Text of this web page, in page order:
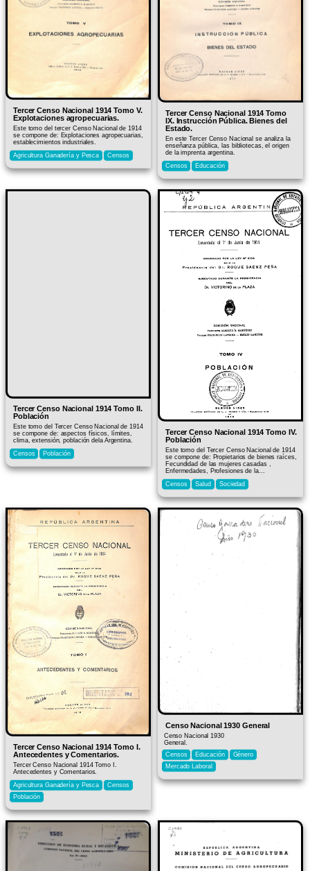
Tercer Censo Nacional 1914 Tomo V.
Explotaciones agropecuarias.
Este tomo del tercer Censo Nacional de 1914
se compone de: Explotaciones agropecuarias,
establecimientos industriales.
Agricultura Ganadería y Pesca
Censos
Tercer Censo Nacional 1914 Tomo
IX. Instrucción Pública. Bienes del
Estado.
En este Tercer Censo Nacional se analiza la
enseñanza pública, las bibliotecas, el origen
de la imprenta argentina.
Censos
Educación
Tercer Censo Nacional 1914 Tomo II.
Población
Este tomo del Tercer Censo Nacional de 1914
se compone de: aspectos físicos, límites,
clima, extensión, población dela Argentina.
Censos
Población
Tercer Censo Nacional 1914 Tomo IV.
Población
Este tomo del Tercer Censo Nacional de 1914
se compone de: Propietarios de bienes raíces,
Fecundidad de las mujeres casadas ,
Enfermedades, Profesiones de la...
Censos
Salud Sociedad
Tercer Censo Nacional 1914 Tomo I.
Antecedentes y Comentarios.
Tercer Censo Nacional 1914 Tomo I.
Antecedentes y Comentarios.
Agricultura Ganadería y Pesca
Censos
Población
Censo Nacional 1930 General
Censo Nacional 1930
General.
Censos
Educación
Género
Mercado Laboral